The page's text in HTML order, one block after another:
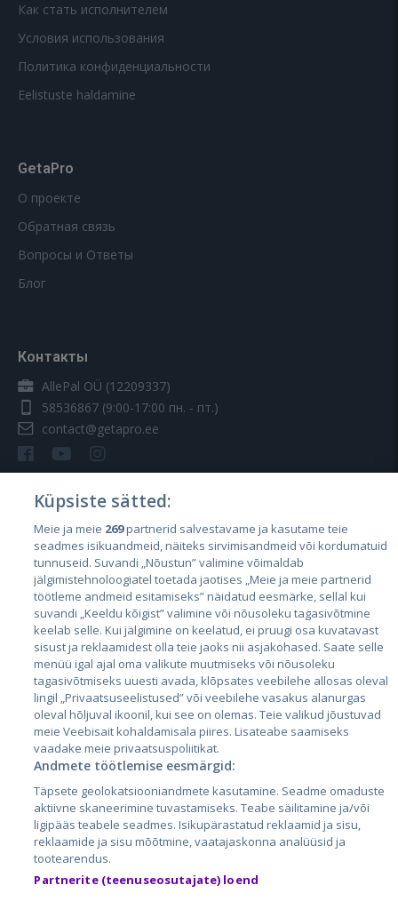
Как стать исполнителем
Условия использования
Политика конфиденциальности
Eelistuste haldamine
GetaPro
О проекте
Обратная связь
Вопросы и Ответы
Блог
Контакты
AllePal OÜ (12209337)
58536867 (9:00-17:00 пн. - пт.)
contact@getapro.ee
Страны
Эстония
Латвия
Литва
City24.lv
City24.ee
GetaPro.lv
GetaPro.ee
Autoplius.lt
CVbankas.lt
Kainos.lt
Paslaugos.lt
auto24.ee
Osta.ee
Küpsiste sätted:
Meie ja meie 269partnerid salvestavame ja kasutame teie
seadmes isikuandmeid, näiteks sirvimisandmeid või kordumatuid
tunnuseid. Suvandi „Nõustun” valimine võimaldab
jälgimistehnoloogiatel toetada jaotises „Meie ja meie partnerid
töötleme andmeid esitamiseks” näidatud eesmärke, sellal kui
suvandi „Keeldu kõigist” valimine või nõusoleku tagasivõtmine
keelab selle. Kui jälgimine on keelatud, ei pruugi osa kuvatavast
sisust ja reklaamidest olla teie jaoks nii asjakohased. Saate selle
menüü igal ajal oma valikute muutmiseks või nõusoleku
tagasivõtmiseks uuesti avada, klõpsates veebilehe allosas oleval
lingil „Privaatsuseelistused” või veebilehe vasakus alanurgas
oleval hõljuval ikoonil, kui see on olemas. Teie valikud jõustuvad
meie Veebisait kohaldamisala piires. Lisateabe saamiseks
vaadake meie privaatsuspoliitikat.
Andmete töötlemise eesmärgid:
Täpsete geolokatsiooniandmete kasutamine. Seadme omaduste
aktiivne skaneerimine tuvastamiseks. Teabe säilitamine ja/või
ligipääs teabele seadmes. Isikupärastatud reklaamid ja sisu,
reklaamide ja sisu mõõtmine, vaatajaskonna analüüsid ja
tootearendus.
Partnerite (teenuseosutajate) loend